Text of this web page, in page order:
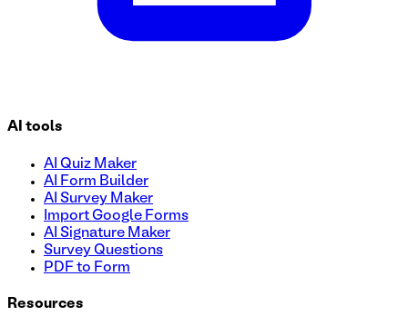
AI tools
AI Quiz Maker
AI Form Builder
AI Survey Maker
Import Google Forms
AI Signature Maker
Survey Questions
PDF to Form
Resources